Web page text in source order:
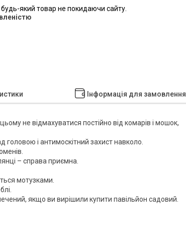
який товар не покидаючи сайту.
Інформація для замовлення
не відмахуватися постійно від комарів і мошок,
і антимоскітний захист навколо.
– справа приємна.
мотузками.
якщо ви вирішили купити павільйон садовий.